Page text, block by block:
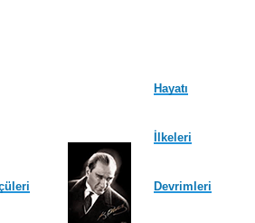
Hayatı
İlkeleri
Devrimleri